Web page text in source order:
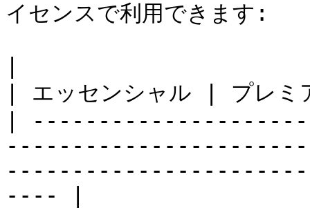
イセンスで利用できます:
| エッセンシャル | プレ
|
---- |